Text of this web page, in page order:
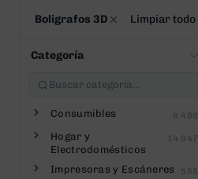
Boligrafos 3D Limpiar todo
Categoría
Consumibles 8.488
Hogar y
Electrodomésticos
14.647
Impresoras y Escáneres 555